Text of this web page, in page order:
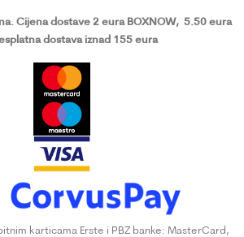
Cijena dostave 2 eura BOXNOW, 5.50 eura
dostava iznad 155 eura
karticama Erste i PBZ banke: MasterCard,